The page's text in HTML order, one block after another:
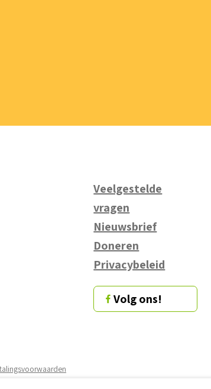
Veelgestelde
vragen
Nieuwsbrief
Doneren
Privacybeleid
Volg ons!